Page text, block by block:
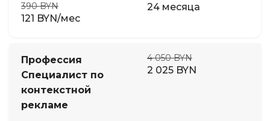
390 BYN
121 BYN/мес
24 месяца
Профессия
Специалист по
контекстной
рекламе
4 050 BYN
2 025 BYN